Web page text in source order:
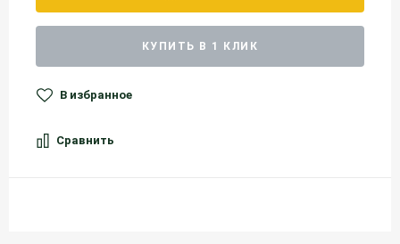
КУПИТЬ В 1 КЛИК
В избранное
Сравнить